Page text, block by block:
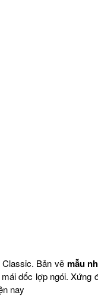
Classic. Bản vẽ mẫu
dốc lợp ngói. Xứng
nay